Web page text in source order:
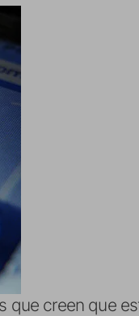
que creen que